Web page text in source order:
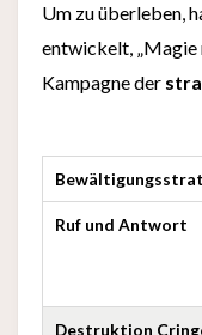
Um zu überleben,
entwickelt, „Magie
Kampagne der
Ruf und Antwort
Destruktion